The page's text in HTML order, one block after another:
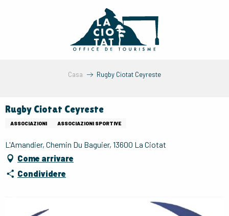
Casa Rugby Ciotat Ceyreste
Rugby Ciotat Ceyreste
ASSOCIAZIONI ASSOCIAZIONI SPORTIVE
L'Amandier, Chemin Du Baguier, 13600 La Ciotat
Come arrivare
Condividere